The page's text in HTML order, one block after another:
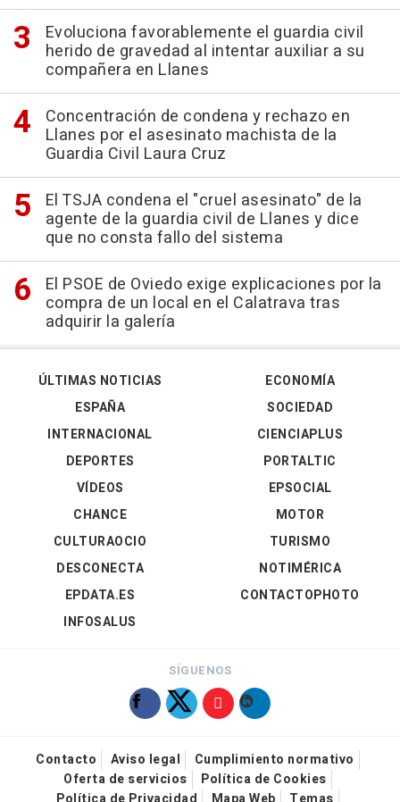
Evoluciona favorablemente el guardia civil
herido de gravedad al intentar auxiliar a su
compañera en Llanes
Concentración de condena y rechazo en
Llanes por el asesinato machista de la
Guardia Civil Laura Cruz
El TSJA condena el "cruel asesinato" de la
agente de la guardia civil de Llanes y dice
que no consta fallo del sistema
El PSOE de Oviedo exige explicaciones por la
compra de un local en el Calatrava tras
adquirir la galería
ÚLTIMAS NOTICIAS
ESPAÑA
INTERNACIONAL
DEPORTES
VÍDEOS
ECONOMÍA
SOCIEDAD
CIENCIAPLUS
PORTALTIC
EPSOCIAL
CHANCE
CULTURAOCIO
DESCONECTA
EPDATA.ES
INFOSALUS
MOTOR
TURISMO
NOTIMÉRICA
CONTACTOPHOTO
SÍGUENOS
Contacto Aviso legal
Cumplimiento normativo
Oferta de servicios
Política de Cookies